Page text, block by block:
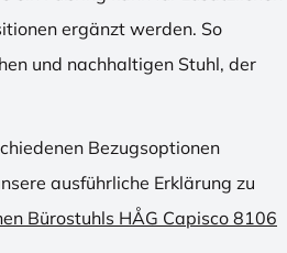
ergänzt werden. So
und nachhaltigen Stuhl, der
Bezugsoptionen
ausführliche Erklärung zu
Bürostuhls HÅG Capisco 8106